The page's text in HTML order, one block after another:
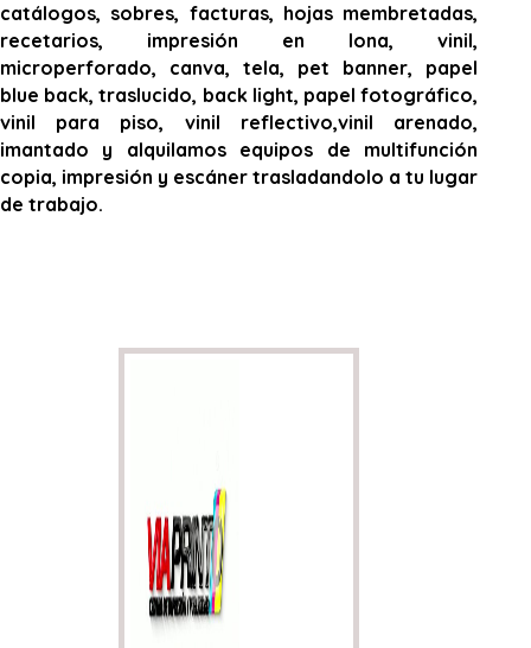
catálogos, sobres, facturas, hojas membretadas,
recetarios, impresión en lona, vinil,
microperforado, canva, tela, pet banner, papel
blue back, traslucido, back light, papel fotográfico,
vinil para piso, vinil reflectivo,vinil arenado,
imantado y alquilamos equipos de multifunción
copia, impresión y escáner trasladandolo a tu lugar
de trabajo.